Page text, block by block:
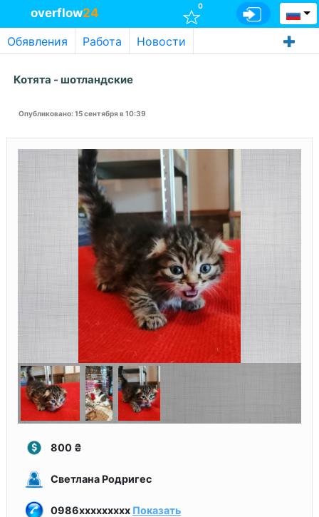
overflow24 0
Обявления Работа Новости
Котята - шотландские
Опубликовано: 15 сентября в 10:39
800 ₴
Светлана Родригес
0986xxxxxxxxx Показать